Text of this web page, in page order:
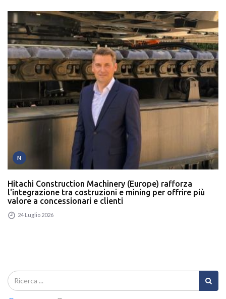
N
Hitachi Construction Machinery (Europe) rafforza
l'integrazione tra costruzioni e mining per offrire più
valore a concessionari e clienti
24 Luglio 2026